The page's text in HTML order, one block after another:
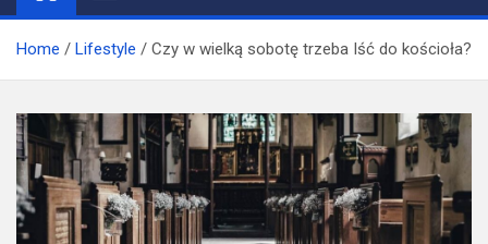
Home Lifestyle Czy w wielką sobotę trzeba Iść do kościoła?